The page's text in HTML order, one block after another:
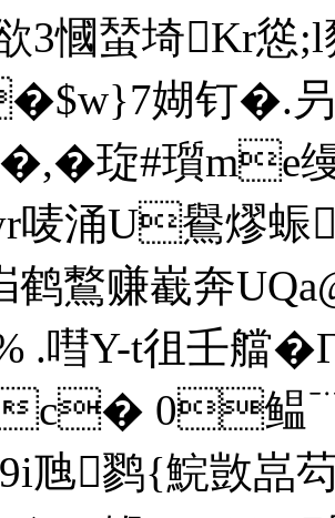
3慖蝅埼Kr慫;l
媩钉�.叧
琁#瓆me
涌U鸒熮蜄
鹤鷘赚嶻奔
.嘒Y-t徂壬艡
0鳁
鹨{鯇敳嵓